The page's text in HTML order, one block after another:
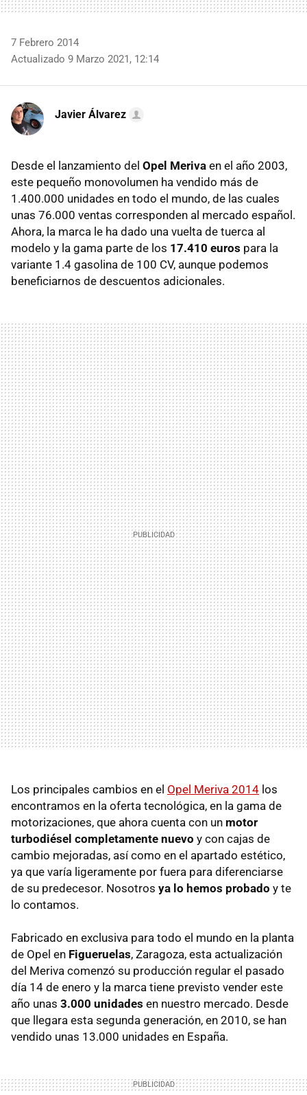
7 Febrero 2014
Actualizado 9 Marzo 2021, 12:14
Javier Álvarez
Desde el lanzamiento del Opel Meriva en el año 2003,
este pequeño monovolumen ha vendido más de
1.400.000 unidades en todo el mundo, de las cuales
unas 76.000 ventas corresponden al mercado español.
Ahora, la marca le ha dado una vuelta de tuerca al
modelo y la gama parte de los 17.410 euros para la
variante 1.4 gasolina de 100 CV, aunque podemos
beneficiarnos de descuentos adicionales.
Los principales cambios en el Opel Meriva 2014 los
encontramos en la oferta tecnológica, en la gama de
motorizaciones, que ahora cuenta con un motor
turbodiésel completamente nuevo y con cajas de
cambio mejoradas, así como en el apartado estético,
ya que varía ligeramente por fuera para diferenciarse
de su predecesor. Nosotros ya lo hemos probado y te
lo contamos.
Fabricado en exclusiva para todo el mundo en la planta
de Opel en Figueruelas, Zaragoza, esta actualización
del Meriva comenzó su producción regular el pasado
día 14 de enero y la marca tiene previsto vender este
año unas 3.000 unidades en nuestro mercado. Desde
que llegara esta segunda generación, en 2010, se han
vendido unas 13.000 unidades en España.